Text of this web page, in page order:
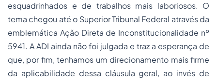
esquadrinhados e de trabalhos mais laboriosos. O
tema chegou até o Superior Tribunal Federal através da
emblemática Ação Direta de Inconstitucionalidade nº
5941. A ADI ainda não foi julgada e traz a esperança de
que, por fim, tenhamos um direcionamento mais firme
da aplicabilidade dessa cláusula geral, ao invés de